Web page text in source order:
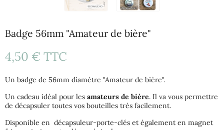
Badge 56mm "Amateur de bière"
4,50 € TTC
Un badge de 56mm diamètre "Amateur de bière".
Un cadeau idéal pour les amateurs de bière. Il va vous permettre
de décapsuler toutes vos bouteilles très facilement.
Disponible en décapsuleur-porte-clés et également en magnet